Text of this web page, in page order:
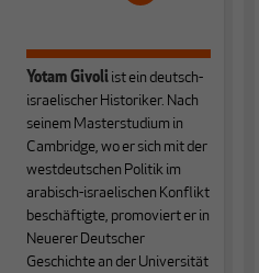
Yotam Givoliist ein deutsch-
israelischer Historiker. Nach
seinem Masterstudium in
Cambridge, wo er sich mit der
westdeutschen Politik im
arabisch-israelischen Konflikt
beschäftigte, promoviert er in
Neuerer Deutscher
Geschichte an der Universität